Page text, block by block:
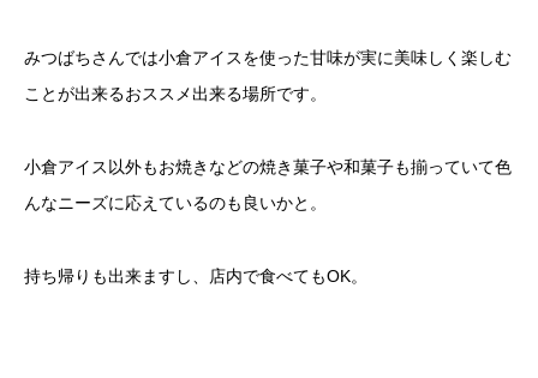
みつばちさんでは小倉アイスを使った甘味が実に美味しく楽しむ
ことが出来るおススメ出来る場所です。
小倉アイス以外もお焼きなどの焼き菓子や和菓子も揃っていて色
んなニーズに応えているのも良いかと。
持ち帰りも出来ますし、店内で食べてもOK。